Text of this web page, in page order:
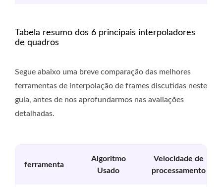
Tabela resumo dos 6 principais interpoladores
de quadros
Segue abaixo uma breve comparação das melhores
ferramentas de interpolação de frames discutidas neste
guia, antes de nos aprofundarmos nas avaliações
detalhadas.
ferramenta
Algoritmo
Usado
Velocidade de
processamento